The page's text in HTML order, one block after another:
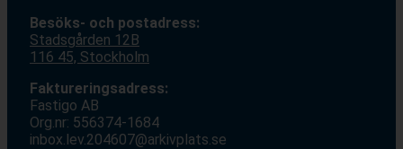
Besöks- och postadress:
Stadsgården 12B
116 45, Stockholm
Faktureringsadress:
Fastigo AB
Org.nr: 556374-1684
inbox.lev.204607@arkivplats.se